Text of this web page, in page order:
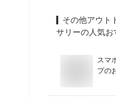
その他アウト
サリーの人気お
スマ
プの